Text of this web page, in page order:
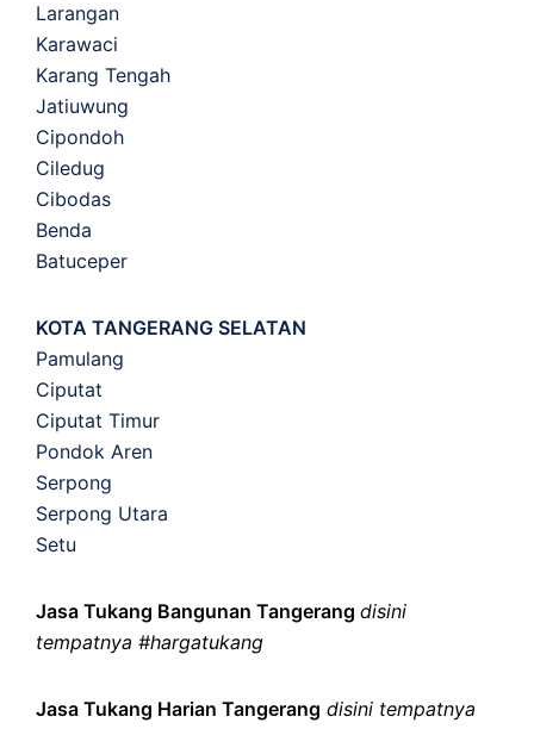
Larangan
Karawaci
Karang Tengah
Jatiuwung
Cipondoh
Ciledug
Cibodas
Benda
Batuceper
KOTA TANGERANG SELATAN
Pamulang
Ciputat
Ciputat Timur
Pondok Aren
Serpong
Serpong Utara
Setu
Jasa Tukang Bangunan Tangerang disini
tempatnya #hargatukang
Jasa Tukang Harian Tangerang disini tempatnya